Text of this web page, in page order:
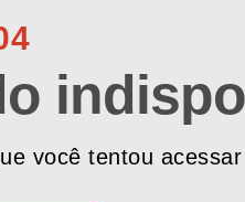
você tentou